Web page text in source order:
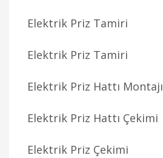
Elektrik Priz Tamiri
Elektrik Priz Tamiri
Elektrik Priz Hattı Montajı
Elektrik Priz Hattı Çekimi
Elektrik Priz Çekimi